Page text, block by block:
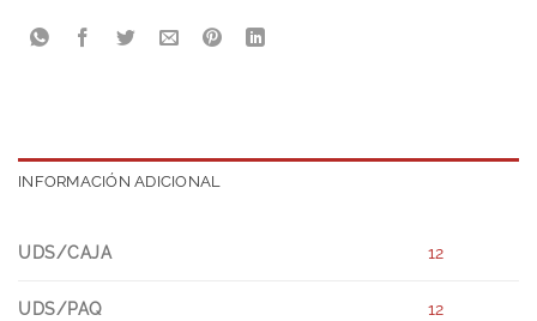
INFORMACIÓN ADICIONAL
UDS/CAJA 12
UDS/PAQ 12